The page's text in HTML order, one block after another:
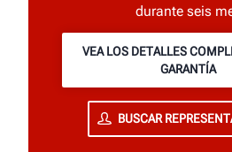
durante seis
VEA LOS DETALLES
GARANTÍA
BUSCAR